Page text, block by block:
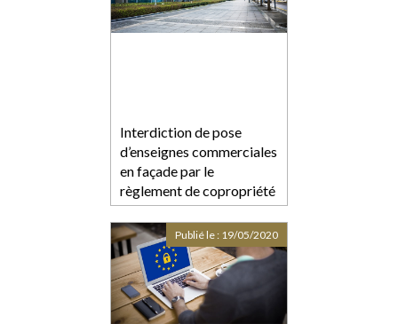
Interdiction de pose
d’enseignes commerciales
en façade par le
règlement de copropriété
Publié le : 19/05/2020